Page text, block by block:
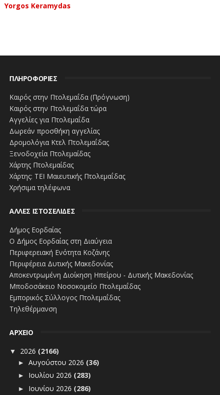
Yorgos Keramydas
ΠΛΗΡΟΦΟΡΙΕΣ
Καιρός στην Πτολεμαΐδα (Πρόγνωση)
Καιρός στην Πτολεμαΐδα τώρα
Αγγελίες για Πτολεμαΐδα
Δωρεάν προσθήκη αγγελίας
Δρομολόγια Κτελ Πτολεμαΐδας
Ξενοδοχεία Πτολεμαίδας
Χάρτης Πτολεμαίδας
Χάρτης: ΤΕΙ Μαιευτικής Πτολεμαΐδας
Χρήσιμα τηλέφωνα
ΑΛΛΕΣ ΙΣΤΟΣΕΛΙΔΕΣ
Δήμος Εορδαίας
Ο Δήμος Εορδαίας στη Διαύγεια
Περιφερειακή Ενότητα Κοζάνης
Περιφέρεια Δυτικής Μακεδονίας
Αποκεντρωμένη Διοίκηση Ηπείρου - Δυτικής Μακεδονίας
Μποδοσάκειο Νοσοκομείο Πτολεμαΐδας
Εμπορικός Σύλλογος Πτολεμαΐδας
Τηλεθέρμανση
ΑΡΧΕΙΟ
▼ 2026 (2166)
► Αυγούστου 2026 (36)
► Ιουλίου 2026 (283)
► Ιουνίου 2026 (286)